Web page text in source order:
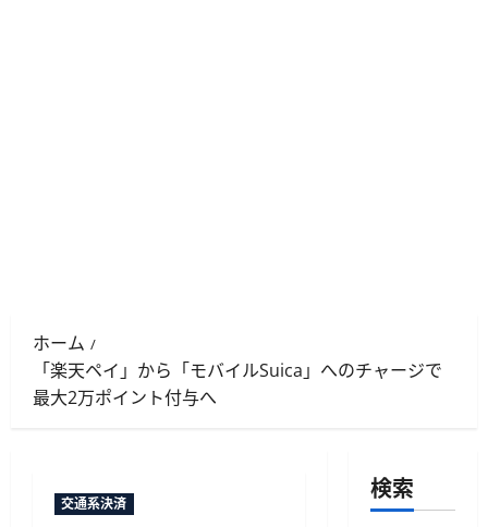
ホーム
「楽天ペイ」から「モバイルSuica」へのチャージで
最大2万ポイント付与へ
交通系決済
検索